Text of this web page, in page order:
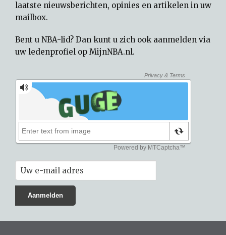
laatste nieuwsberichten, opinies en artikelen in uw
mailbox.
Bent u NBA-lid? Dan kunt u zich ook aanmelden via
uw ledenprofiel op MijnNBA.nl.